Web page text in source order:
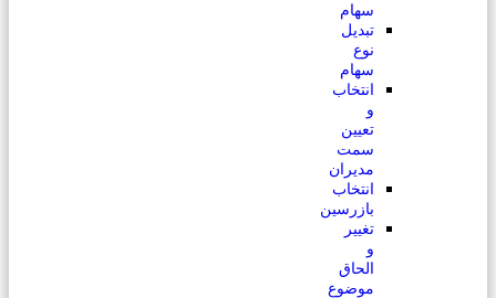
سهام
تبدیل
نوع
سهام
انتخاب
و
تعیین
سمت
مدیران
انتخاب
بازرسین
تغییر
و
الحاق
موضوع